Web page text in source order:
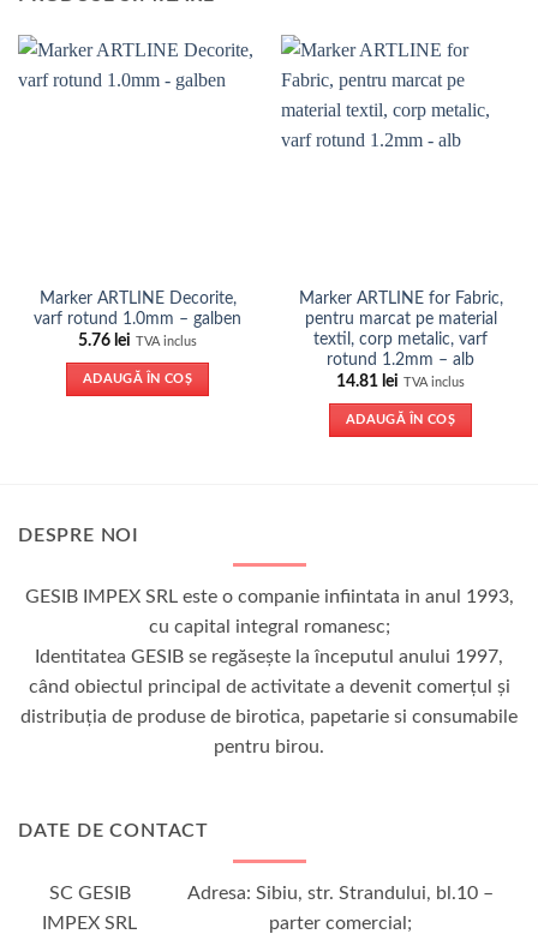
Marker ARTLINE Decorite,
varf rotund 1.0mm – galben
5.76 lei TVA inclus
ADAUGĂ ÎN COȘ
Marker ARTLINE for Fabric,
pentru marcat pe material
textil, corp metalic, varf
rotund 1.2mm – alb
14.81 lei TVA inclus
ADAUGĂ ÎN COȘ
DESPRE NOI
GESIB IMPEX SRL este o companie infiintata in anul 1993,
cu capital integral romanesc;
Identitatea GESIB se regăseşte la începutul anului 1997,
când obiectul principal de activitate a devenit comerţul şi
distribuţia de produse de birotica, papetarie si consumabile
pentru birou.
DATE DE CONTACT
SC GESIB
IMPEX SRL
Adresa: Sibiu, str. Strandului, bl.10 –
parter comercial;